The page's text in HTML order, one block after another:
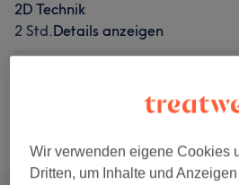
2D Technik
2 Std.Details anzeigen
Alle Services
Wir verwenden eigene Cookies
Dritten, um Inhalte und